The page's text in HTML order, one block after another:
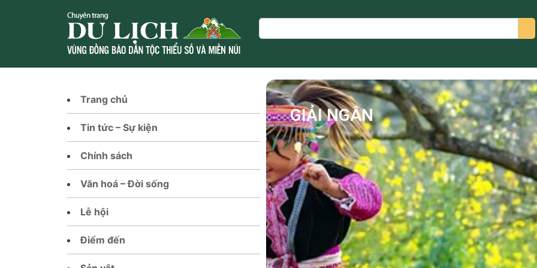
Search
Trang chủ
Tin tức – Sự kiện
Chính sách
Văn hoá – Đời sống
Lễ hội
Điểm đến
GIẢI NGÂN